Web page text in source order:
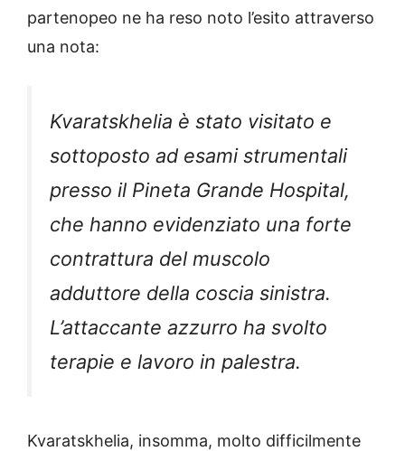
partenopeo ne ha reso noto l’esito attraverso
una nota:
Kvaratskhelia è stato visitato e
sottoposto ad esami strumentali
presso il Pineta Grande Hospital,
che hanno evidenziato una forte
contrattura del muscolo
adduttore della coscia sinistra.
L’attaccante azzurro ha svolto
terapie e lavoro in palestra.
Kvaratskhelia, insomma, molto difficilmente